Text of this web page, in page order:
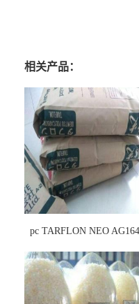
相关产品：
pc TARFLON NEO